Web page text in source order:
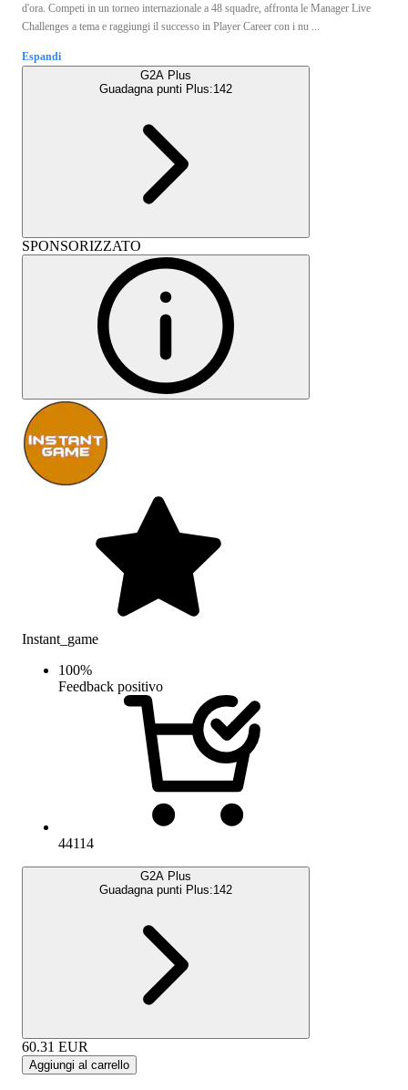
d'ora. Competi in un torneo internazionale a 48 squadre, affronta le Manager Live
Challenges a tema e raggiungi il successo in Player Career con i nu ...
Espandi
G2A Plus
Guadagna punti Plus:142
SPONSORIZZATO
Instant_game
100%
Feedback positivo
44114
G2A Plus
Guadagna punti Plus:142
60.31 EUR
Aggiungi al carrello